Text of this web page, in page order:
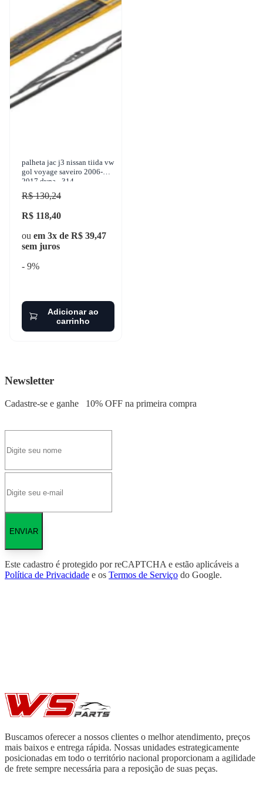
palheta jac j3 nissan tiida vw
gol voyage saveiro 2006-
2017 dyna - 314
R$ 130,24
R$ 118,40
ou em 3x de R$ 39,47
sem juros
- 9%
Adicionar ao
carrinho
Newsletter
Cadastre-se e ganhe 10% OFF na primeira compra
ENVIAR
Este cadastro é protegido por reCAPTCHA e estão aplicáveis a
Política de Privacidade e os Termos de Serviço do Google.
Buscamos oferecer a nossos clientes o melhor atendimento, preços
mais baixos e entrega rápida. Nossas unidades estrategicamente
posicionadas em todo o território nacional proporcionam a agilidade
de frete sempre necessária para a reposição de suas peças.